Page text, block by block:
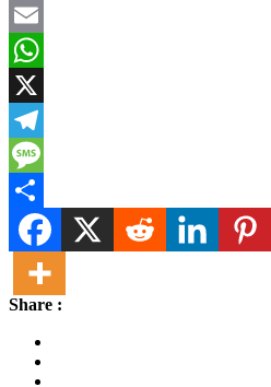
Facebook
Email
WhatsApp
X
Telegram
Message
Share
Share :